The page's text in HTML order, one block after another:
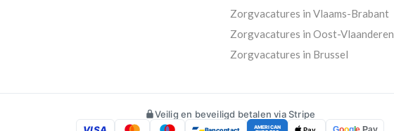
Zorgvacatures in Vlaams-Brabant
Zorgvacatures in Oost-Vlaanderen
Zorgvacatures in Brussel
Veilig en beveiligd betalen via Stripe
AMERICAN